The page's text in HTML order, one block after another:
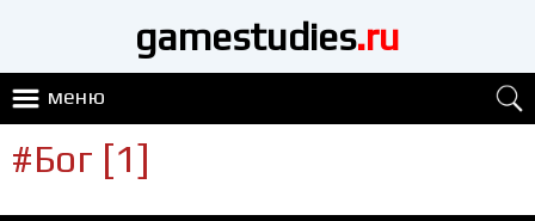
gamestudies.ru
меню
#Бог [1]